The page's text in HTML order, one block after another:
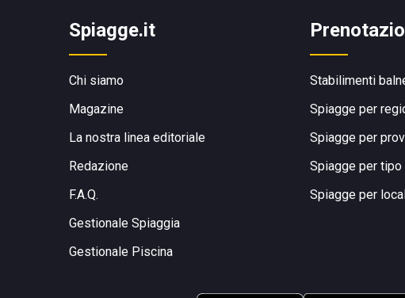
Spiagge.it
Chi siamo
Magazine
La nostra linea editoriale
Redazione
F.A.Q.
Gestionale Spiaggia
Gestionale Piscina
Stabilimenti
Spiagge per
Spiagge per
Spiagge per tipo
Spiagge per